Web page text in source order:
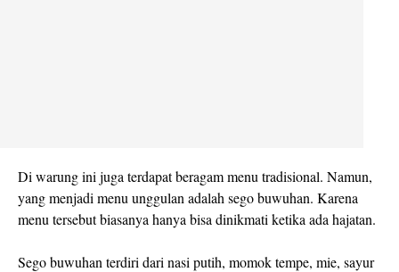
Di warung ini juga terdapat beragam menu tradisional. Namun,
yang menjadi menu unggulan adalah sego buwuhan. Karena
menu tersebut biasanya hanya bisa dinikmati ketika ada hajatan.
Sego buwuhan terdiri dari nasi putih, momok tempe, mie, sayur